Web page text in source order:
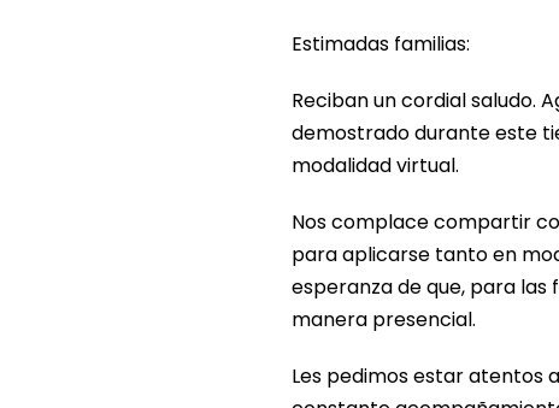
Estimadas familias:
Reciban un cordial saludo.
demostrado durante este
modalidad virtual.
Nos complace compartir
para aplicarse tanto en
esperanza de que, para
manera presencial.
Les pedimos estar atentos